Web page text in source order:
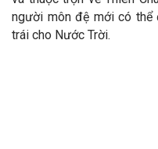
người môn đệ mới có
trái cho Nước Trời.